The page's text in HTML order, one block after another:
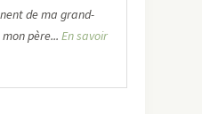
de ma grand-
père... En savoir